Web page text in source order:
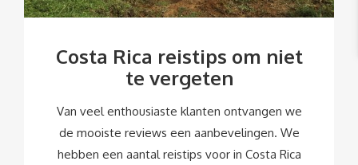
Costa Rica reistips om niet
te vergeten
Van veel enthousiaste klanten ontvangen we
de mooiste reviews een aanbevelingen. We
hebben een aantal reistips voor in Costa Rica